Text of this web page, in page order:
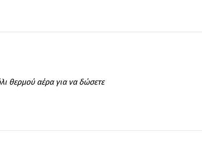
θερμού αέρα για να δώσετε